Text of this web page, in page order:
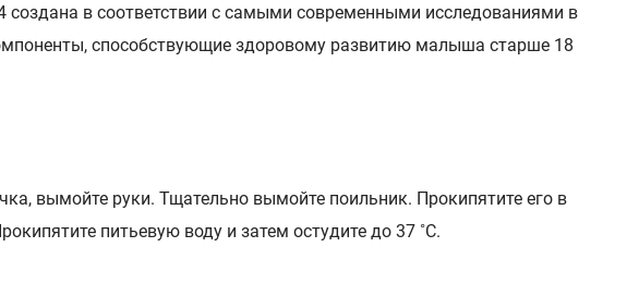
в соответствии с самыми современными исследованиями в
способствующие здоровому развитию малыша старше 18
вымойте руки. Тщательно вымойте поильник. Прокипятите его в
питьевую воду и затем остудите до 37 ˚С.